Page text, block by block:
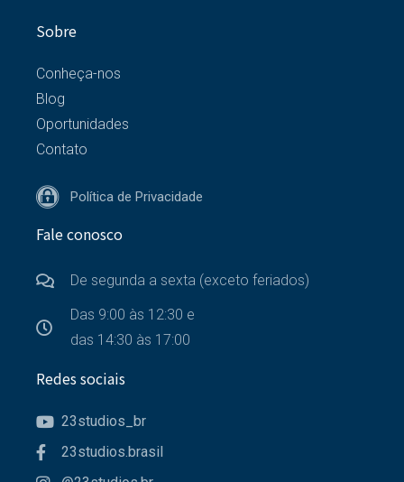
Sobre
Conheça-nos
Blog
Oportunidades
Contato
Política de Privacidade
Fale conosco
De segunda a sexta (exceto feriados)
Das 9:00 às 12:30 e
das 14:30 às 17:00
Redes sociais
23studios_br
23studios.brasil